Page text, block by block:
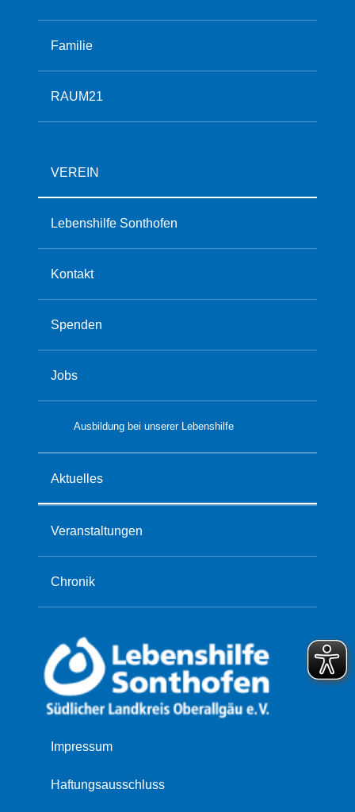
Familie
RAUM21
VEREIN
Lebenshilfe Sonthofen
Kontakt
Spenden
Jobs
Ausbildung bei unserer Lebenshilfe
Aktuelles
Veranstaltungen
Chronik
überspringen
Impressum
Haftungsausschluss